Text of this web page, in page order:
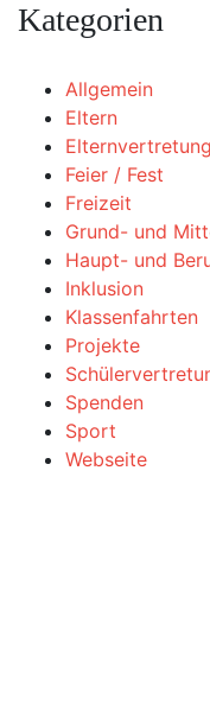
Kategorien
Allgemein
Eltern
Elternvertretung
Feier / Fest
Freizeit
Grund- und
Haupt- und
Inklusion
Klassenfahrten
Projekte
Spenden
Sport
Webseite